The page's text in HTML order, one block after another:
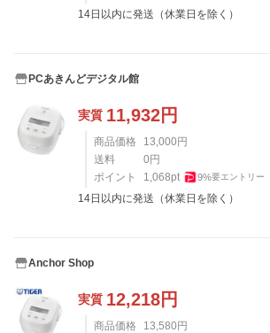
14日以内に発送（休業日を除く）
PCあきんどデジタル館
実質 11,932円
商品価格 13,000円
送料
0円
ポイント
1,068pt 9%要エントリー
14日以内に発送（休業日を除く）
Anchor Shop
実質 12,218円
商品価格 13,580円